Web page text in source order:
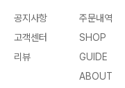
공지사항
고객센터
리뷰
주문내역
SHOP
GUIDE
ABOUT